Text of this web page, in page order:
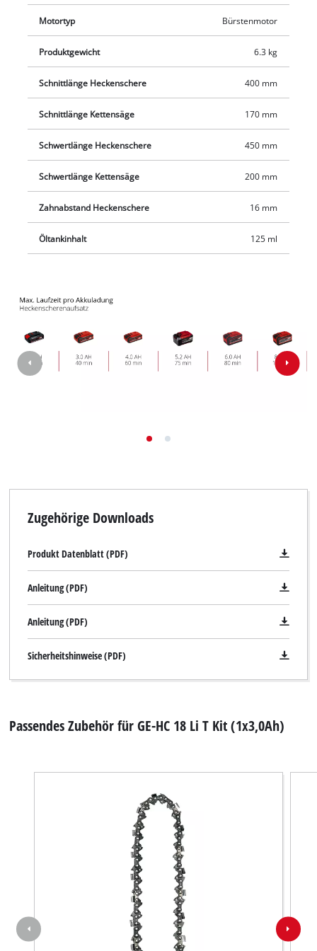
Um auch schwierige Schnitte in der Höhe sauber und präzise
ausführen zu können, lassen sich der Motorkopf 7-fach und
der Hauptgriff 4-fach neigen und somit auf jede
Motortyp Bürstenmotor
Produktgewicht 6.3 kg
Schnittlänge Heckenschere 400 mm
Schnittlänge Kettensäge 170 mm
Schwertlänge Heckenschere 450 mm
Schwertlänge Kettensäge 200 mm
Zahnabstand Heckenschere 16 mm
Öltankinhalt 125 ml
Zugehörige Downloads
Produkt Datenblatt (PDF)
Anleitung (PDF)
Anleitung (PDF)
Sicherheitshinweise (PDF)
Passendes Zubehör für GE-HC 18 Li T Kit (1x3,0Ah)